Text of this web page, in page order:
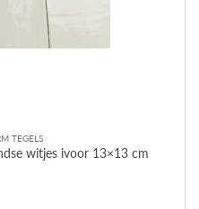
TEGELS
witjes ivoor 13×13 cm